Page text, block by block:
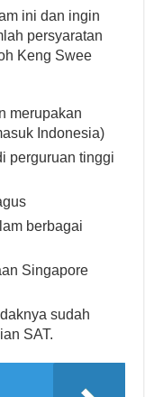
ini dan ingin
persyaratan
Keng Swee
merupakan
Indonesia)
perguruan tinggi
berbagai
Singapore
sudah
SAT.